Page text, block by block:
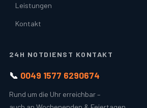
Leistungen
Kontakt
24H NOTDIENST KONTAKT
📞 0049 1577 6290674
Rund um die Uhr erreichbar –